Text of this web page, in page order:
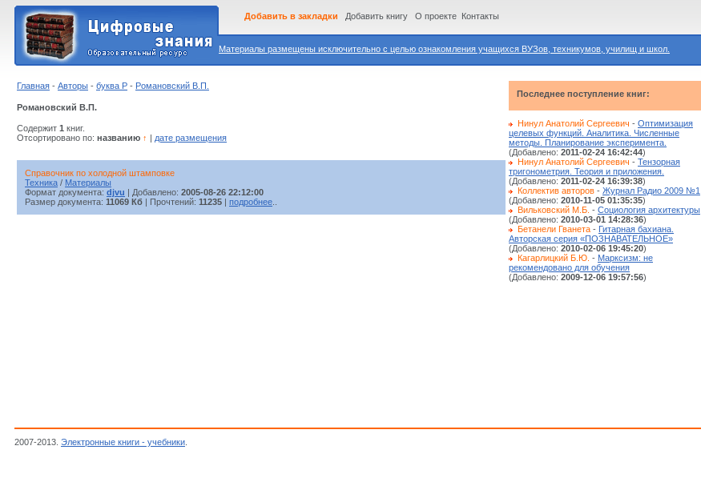
Материалы размещены исключительно с целью ознакомления учащихся ВУЗов, техникумов, училищ и школ.
Добавить в закладки Добавить книгу О проекте Контакты
Главная - Авторы - буква Р - Романовский В.П.
Романовский В.П.
Содержит 1 книг.
Отсортировано по: названию ↑ дате размещения
Справочник по холодной штамповке
Техника / Материалы
Формат документа: djvu | Добавлено: 2005-08-26 22:12:00
Размер документа: 11069 Кб | Прочтений: 11235 подробнее
Последнее поступление книг:
Нинул Анатолий Сергеевич - Оптимизация
целевых функций. Аналитика. Численные
методы. Планирование эксперимента.
(Добавлено: 2011-02-24 16:42:44)
Нинул Анатолий Сергеевич - Тензорная
тригонометрия. Теория и приложения.
(Добавлено: 2011-02-24 16:39:38)
Коллектив авторов - Журнал Радио 2009 №1
(Добавлено: 2010-11-05 01:35:35)
Вильковский М.Б. - Социология архитектуры
(Добавлено: 2010-03-01 14:28:36)
Бетанели Гванета - Гитарная бахиана.
Авторская серия «ПОЗНАВАТЕЛЬНОЕ»
(Добавлено: 2010-02-06 19:45:20)
Кагарлицкий Б.Ю. - Марксизм: не
рекомендовано для обучения
(Добавлено: 2009-12-06 19:57:56)
2007-2013. Электронные книги - учебники